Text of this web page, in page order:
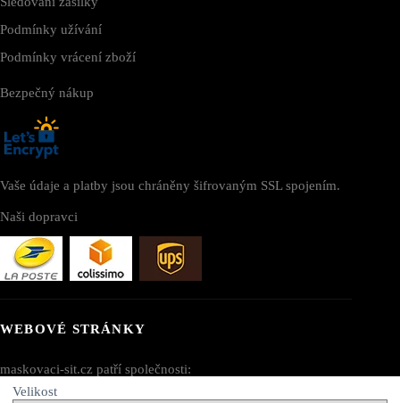
Velikost
Podmínky užívání
Podmínky vrácení zboží
Bezpečný nákup
Vaše údaje a platby jsou chráněny šifrovaným SSL spojením.
Naši dopravci
WEBOVÉ STRÁNKY
maskovaci-sit.cz patří společnosti:
AV SEO LLC